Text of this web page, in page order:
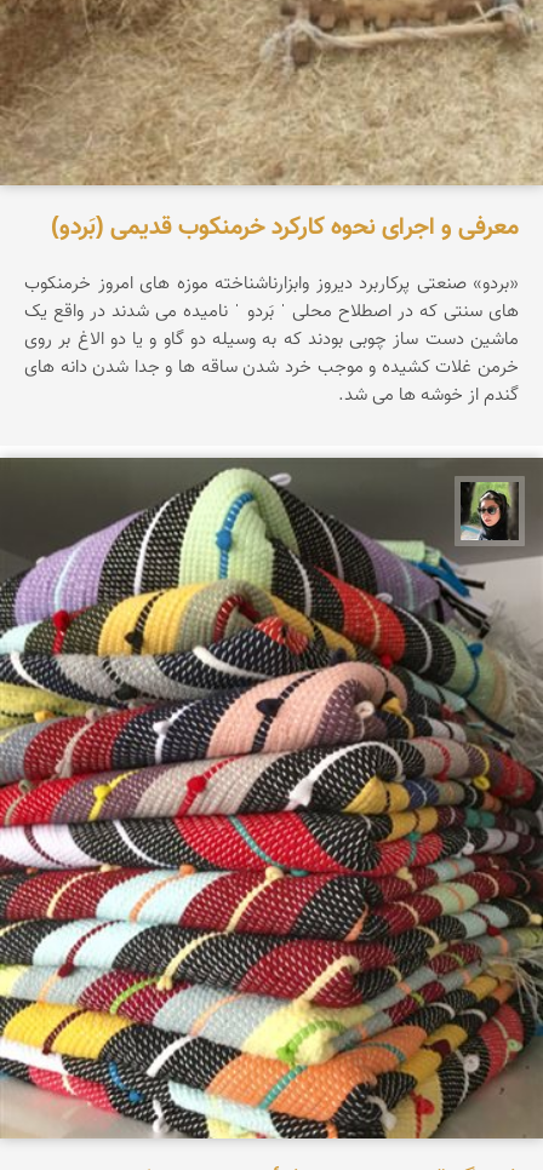
معرفی و اجرای نحوه کارکرد خرمنکوب قدیمی (بَردو)
«بردو» صنعتی پرکاربرد دیروز وابزارناشناخته موزه های امروز خرمنکوب
های سنتی که در اصطلاح محلی ˈ بَردو ˈ نامیده می شدند در واقع یک
ماشین دست ساز چوبی بودند که به وسیله دو گاو و یا دو الاغ بر روی
خرمن غلات کشیده و موجب خرد شدن ساقه ها و جدا شدن دانه های
گندم از خوشه ها می شد.